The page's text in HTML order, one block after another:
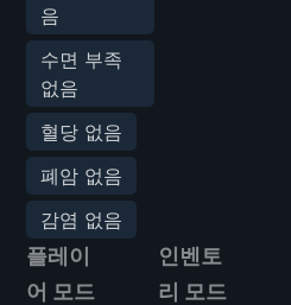
음
수면 부족
없음
혈당 없음
폐암 없음
감염 없음
플레이
어 모드
인벤토
리 모드